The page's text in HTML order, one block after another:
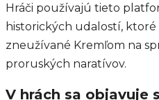
Hráči používajú tieto
historických udalostí,
zneužívané Kremľom na
proruských naratívov.
V hrách sa objavuje